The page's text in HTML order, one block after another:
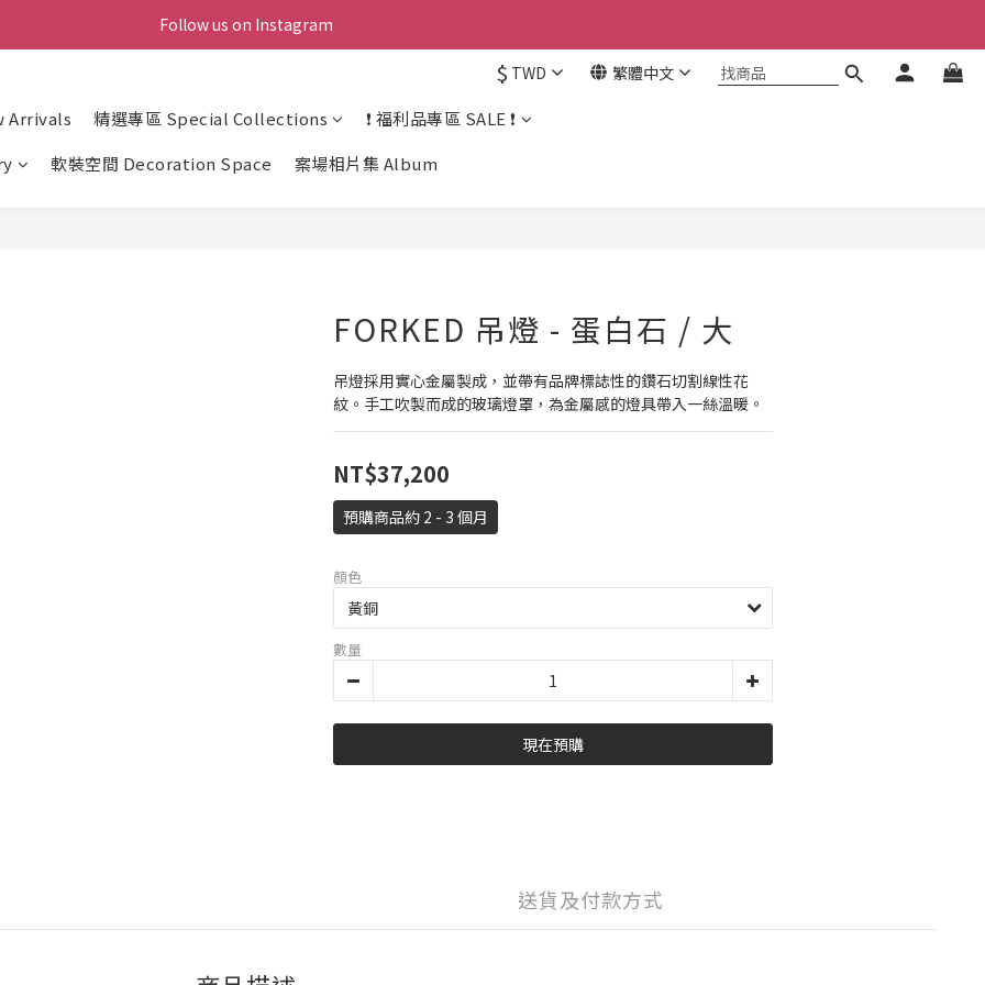
Follow us on Instagram
$ TWD 繁體中文
Arrivals 精選專區 Special Collections
❗ 福利品專區 SALE ❗
軟裝空間 Decoration Space 案場相片集 Album
FORKED 吊燈 - 蛋白石 / 大
吊燈採用實心金屬製成，並帶有品牌標誌性的鑽石切割線性花
紋。手工吹製而成的玻璃燈罩，為金屬感的燈具帶入一絲溫暖。
NT$37,200
預購商品約 2 - 3 個月
顏色
數量
現在預購
送貨及付款方式